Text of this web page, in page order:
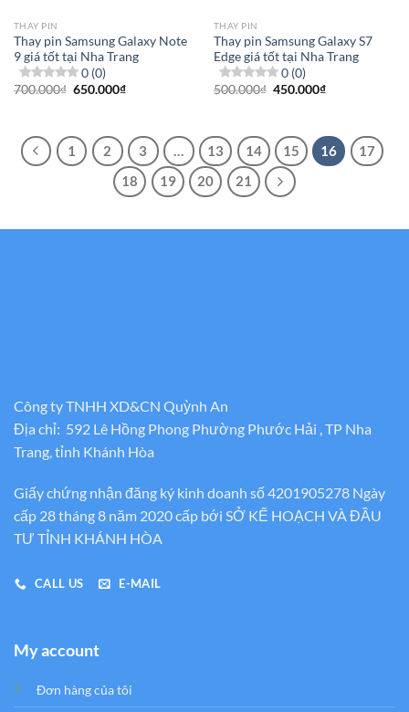
THAY PIN
Thay pin Samsung Galaxy Note
9 giá tốt tại Nha Trang
0 (0)
700.000₫ Giá
650.000₫Giá
650.000₫.
THAY PIN
Thay pin Samsung Galaxy S7
Edge giá tốt tại Nha Trang
0 (0)
500.000₫ Giá
450.000₫Giá
450.000₫.
1 2 3 13 14 15 16
17
18
19 20 21
Công ty TNHH XD&CN Quỳnh An
Địa chỉ: 592 Lê Hồng Phong Phường Phước Hải , TP Nha
Trang, tỉnh Khánh Hòa
Giấy chứng nhận đăng ký kinh doanh số 4201905278 Ngày
cấp 28 tháng 8 năm 2020 cấp bới SỞ KẾ HOẠCH VÀ ĐẦU
TƯ TỈNH KHÁNH HÒA
CALL US E-MAIL
My account
Đơn hàng của tôi